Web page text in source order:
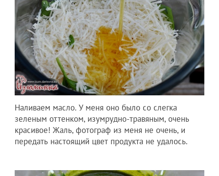
Наливаем масло. У меня оно было со слегка
зеленым оттенком, изумрудно-травяным, очень
красивое! Жаль, фотограф из меня не очень, и
передать настоящий цвет продукта не удалось.